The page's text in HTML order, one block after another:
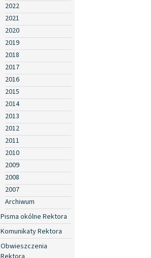
2022
2021
2020
2019
2018
2017
2016
2015
2014
2013
2012
2011
2010
2009
2008
2007
Archiwum
Pisma okólne Rektora
Komunikaty Rektora
Obwieszczenia